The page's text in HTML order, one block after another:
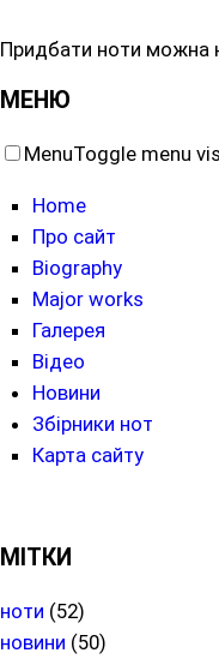
Придбати ноти можна
МЕНЮ
MenuToggle menu
Home
Про сайт
Biography
Major works
Галерея
Відео
Новини
Збірники нот
Карта сайту
МІТКИ
ноти (52)
новини (50)